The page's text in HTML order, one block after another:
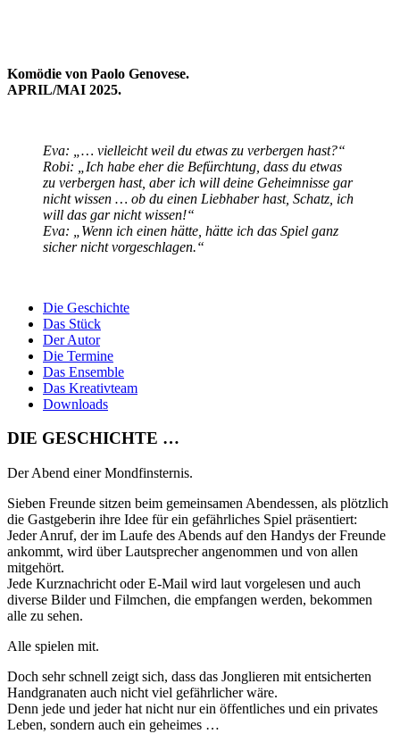
Komödie von Paolo Genovese.
APRIL/MAI 2025.
Eva: „… vielleicht weil du etwas zu verbergen hast?“
Robi: „Ich habe eher die Befürchtung, dass du etwas
zu verbergen hast, aber ich will deine Geheimnisse gar
nicht wissen … ob du einen Liebhaber hast, Schatz, ich
will das gar nicht wissen!“
Eva: „Wenn ich einen hätte, hätte ich das Spiel ganz
sicher nicht vorgeschlagen.“
Die Geschichte
Das Stück
Der Autor
Die Termine
Das Ensemble
Das Kreativteam
Downloads
DIE GESCHICHTE …
Der Abend einer Mondfinsternis.
Sieben Freunde sitzen beim gemeinsamen Abendessen, als plötzlich
die Gastgeberin ihre Idee für ein gefährliches Spiel präsentiert:
Jeder Anruf, der im Laufe des Abends auf den Handys der Freunde
ankommt, wird über Lautsprecher angenommen und von allen
mitgehört.
Jede Kurznachricht oder E-Mail wird laut vorgelesen und auch
diverse Bilder und Filmchen, die empfangen werden, bekommen
alle zu sehen.
Alle spielen mit.
Doch sehr schnell zeigt sich, dass das Jonglieren mit entsicherten
Handgranaten auch nicht viel gefährlicher wäre.
Denn jede und jeder hat nicht nur ein öffentliches und ein privates
Leben, sondern auch ein geheimes …